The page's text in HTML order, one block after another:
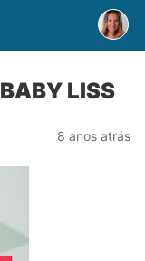
LISS
8 anos atrás